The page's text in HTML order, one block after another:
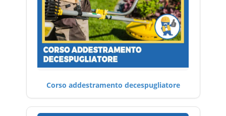
Corso addestramento decespugliatore